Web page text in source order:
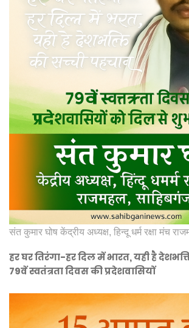
संत कुमार घोष केंद्रीय अध्यक्ष, हिन्दू धर्म रक्षा मंच
हर घर तिरंगा-हर दिल में भारत, यही है
79वें स्वतंत्रता दिवस की प्रदेशवासियों